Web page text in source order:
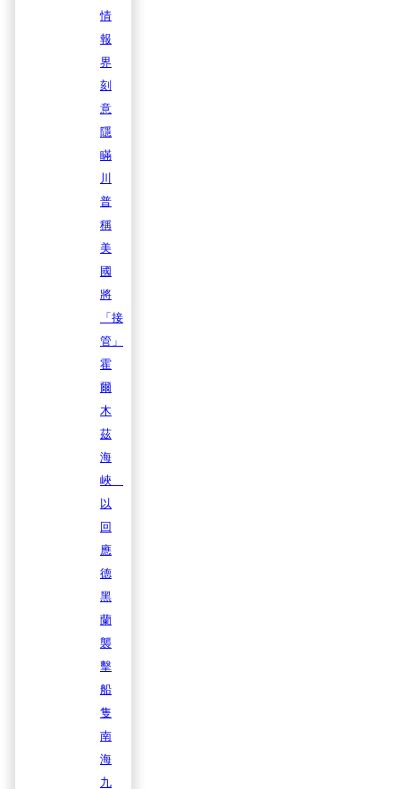
情
報
界
刻
意
隱
瞞
川
普
稱
美
國
將
「接
管」
霍
爾
木
茲
海
峽
以
回
應
德
黑
蘭
襲
擊
船
隻
南
海
九